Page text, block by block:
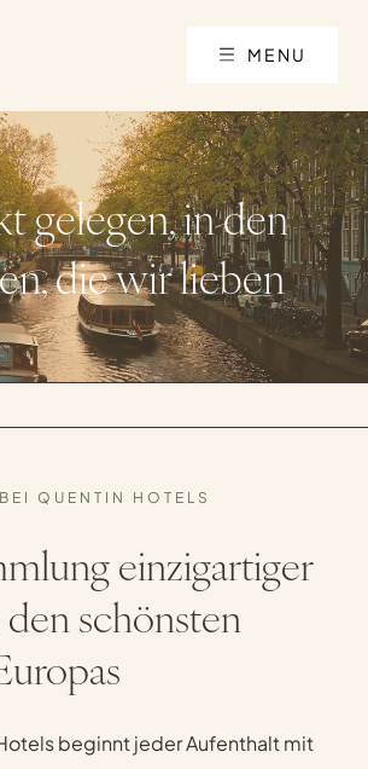
MENU
gelegen, in den
die wir lieben
einzigartiger
schönsten
QUENTIN HOTELS
beginnt jeder Aufenthalt mit